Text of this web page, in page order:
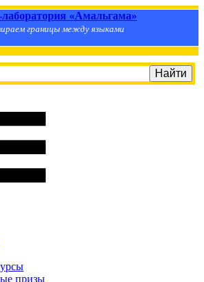
«Амальгама»
границы между языками
призы